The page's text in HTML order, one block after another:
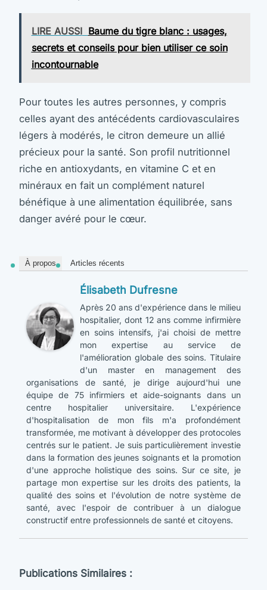
LIRE AUSSI Baume du tigre blanc : usages,
secrets et conseils pour bien utiliser ce soin
incontournable
Pour toutes les autres personnes, y compris
celles ayant des antécédents cardiovasculaires
légers à modérés, le citron demeure un allié
précieux pour la santé. Son profil nutritionnel
riche en antioxydants, en vitamine C et en
minéraux en fait un complément naturel
bénéfique à une alimentation équilibrée, sans
danger avéré pour le cœur.
À propos Articles récents
Élisabeth Dufresne
Après 20 ans d'expérience dans le milieu
hospitalier, dont 12 ans comme infirmière
en soins intensifs, j'ai choisi de mettre
mon expertise au service de
l'amélioration globale des soins. Titulaire
d'un master en management des
organisations de santé, je dirige aujourd'hui une
équipe de 75 infirmiers et aide-soignants dans un
centre hospitalier universitaire. L'expérience
d'hospitalisation de mon fils m'a profondément
transformée, me motivant à développer des protocoles
centrés sur le patient. Je suis particulièrement investie
dans la formation des jeunes soignants et la promotion
d'une approche holistique des soins. Sur ce site, je
partage mon expertise sur les droits des patients, la
qualité des soins et l'évolution de notre système de
santé, avec l'espoir de contribuer à un dialogue
constructif entre professionnels de santé et citoyens.
Publications Similaires :